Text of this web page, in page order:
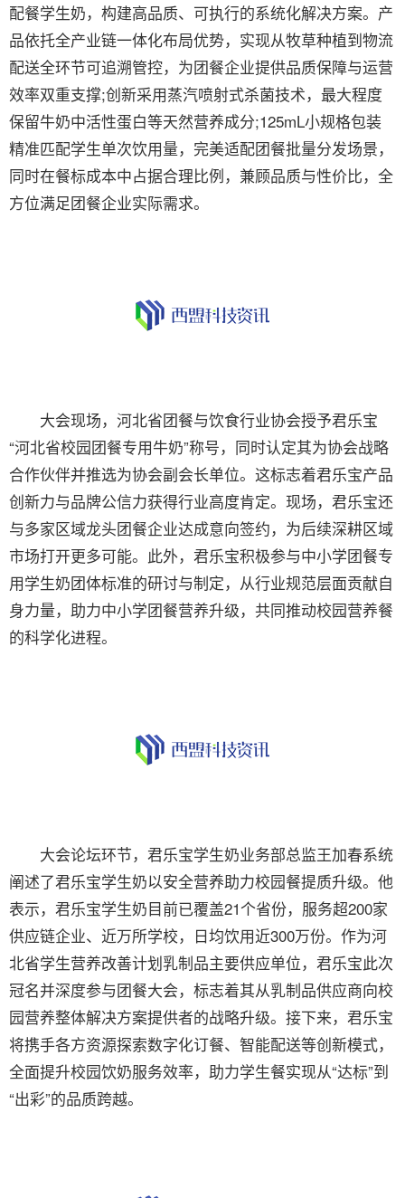
配餐学生奶，构建高品质、可执行的系统化解决方案。产
品依托全产业链一体化布局优势，实现从牧草种植到物流
配送全环节可追溯管控，为团餐企业提供品质保障与运营
效率双重支撑;创新采用蒸汽喷射式杀菌技术，最大程度
保留牛奶中活性蛋白等天然营养成分;125mL小规格包装
精准匹配学生单次饮用量，完美适配团餐批量分发场景，
同时在餐标成本中占据合理比例，兼顾品质与性价比，全
方位满足团餐企业实际需求。​
大会现场，河北省团餐与饮食行业协会授予君乐宝
“河北省校园团餐专用牛奶”称号，同时认定其为协会战略
合作伙伴并推选为协会副会长单位。这标志着君乐宝产品
创新力与品牌公信力获得行业高度肯定。现场，君乐宝还
与多家区域龙头团餐企业达成意向签约，为后续深耕区域
市场打开更多可能。此外，君乐宝积极参与中小学团餐专
用学生奶团体标准的研讨与制定，从行业规范层面贡献自
身力量，助力中小学团餐营养升级，共同推动校园营养餐
的科学化进程。
大会论坛环节，君乐宝学生奶业务部总监王加春系统
阐述了君乐宝学生奶以安全营养助力校园餐提质升级。他
表示，君乐宝学生奶目前已覆盖21个省份，服务超200家
供应链企业、近万所学校，日均饮用近300万份。作为河
北省学生营养改善计划乳制品主要供应单位，君乐宝此次
冠名并深度参与团餐大会，标志着其从乳制品供应商向校
园营养整体解决方案提供者的战略升级。接下来，君乐宝
将携手各方资源探索数字化订餐、智能配送等创新模式，
全面提升校园饮奶服务效率，助力学生餐实现从“达标”到
“出彩”的品质跨越。